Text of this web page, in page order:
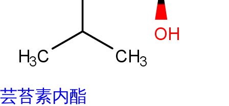
芸苔素内酯